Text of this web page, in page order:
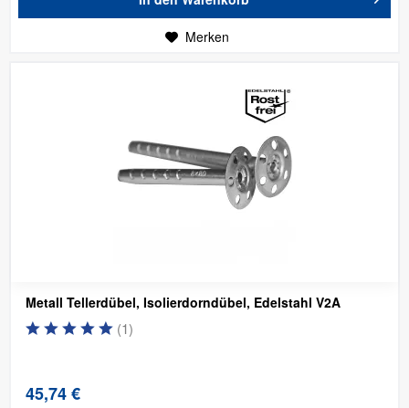
Merken
Metall Tellerdübel, Isolierdorndübel, Edelstahl V2A
(1)
45,74 €